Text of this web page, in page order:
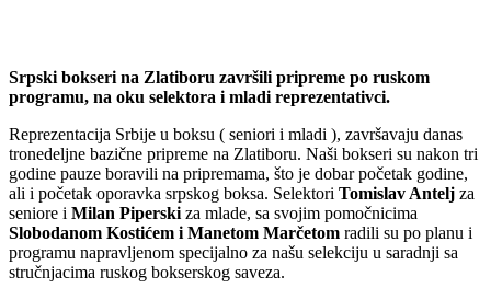
Srpski bokseri na Zlatiboru završili pripreme po ruskom
programu, na oku selektora i mladi reprezentativci.
Reprezentacija Srbije u boksu ( seniori i mladi ), završavaju danas
tronedeljne bazične pripreme na Zlatiboru. Naši bokseri su nakon tri
godine pauze boravili na pripremama, što je dobar početak godine,
ali i početak oporavka srpskog boksa. Selektori Tomislav Antelj za
seniore i Milan Piperski za mlade, sa svojim pomočnicima
Slobodanom Kostićem i Manetom Marčetom radili su po planu i
programu napravljenom specijalno za našu selekciju u saradnji sa
stručnjacima ruskog bokserskog saveza.